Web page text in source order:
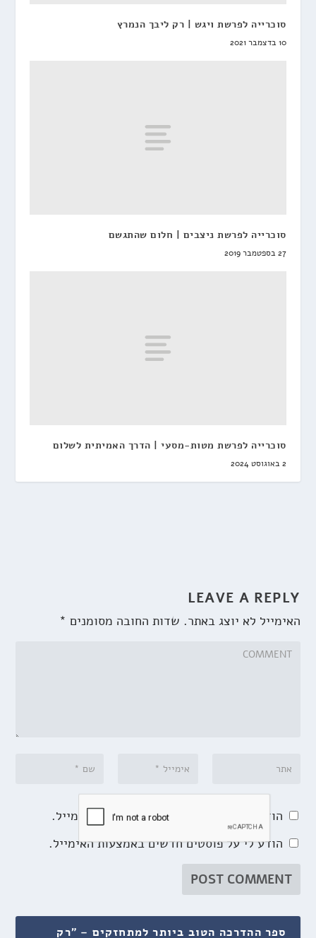
סוכרייה לפרשת ויגש | רק ליבך הנמרץ
10 בדצמבר 2021
סוכרייה לפרשת ניצבים | חלום שהתגשם
27 בספטמבר 2019
סוכרייה לפרשת מטות-מסעי | הדרך האמיתית לשלום
2 באוגוסט 2024
LEAVE A REPLY
האימייל לא יוצג באתר. שדות החובה מסומנים *
הודע לי על תגובות נוספות באמצעות האימייל.
הודע לי על פוסטים חדשים באמצעות האימייל.
ספר ההדרכה הטוב ביותר למתחזקים – "רק